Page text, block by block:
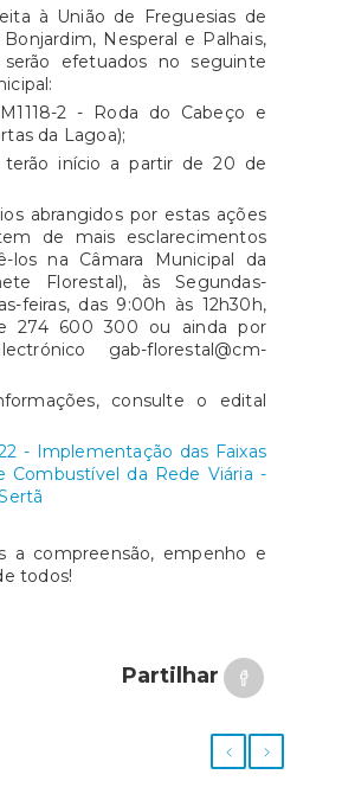
à União de Freguesias de
Nesperal e Palhais,
serão efetuados no seguinte
2 - Roda do Cabeço e
da Lagoa);
terão início a partir de 20 de
abrangidos por estas ações
de mais esclarecimentos
los na Câmara Municipal da
Florestal), às Segundas-
feiras, das 9:00h às 12h30h,
274 600 300 ou ainda por
gab-florestal@cm-
consulte o edital
- Implementação das Faixas
Combustível da Rede Viária -
a compreensão, empenho e
todos!
Partilhar